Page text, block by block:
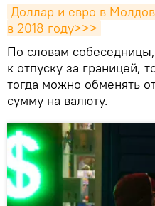
Доллар и евро в
в 2018 году>>>
По словам
к отпуску за границей,
тогда можно обменять
сумму на валюту.